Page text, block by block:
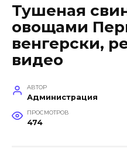
Тушеная
овощами
венгерски,
видео
АВТОР
Администрация
ПРОСМОТРОВ
474